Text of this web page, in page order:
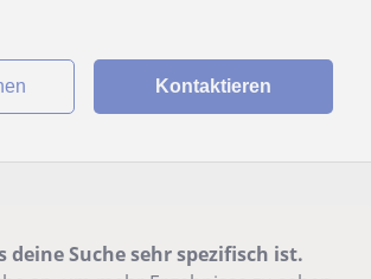
Kontaktieren
deine Suche sehr spezifisch ist.